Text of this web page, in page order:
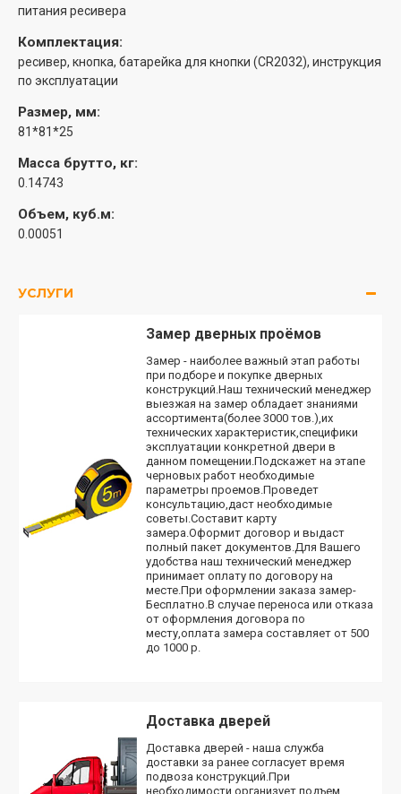
питания ресивера
Комплектация:
ресивер, кнопка, батарейка для кнопки (CR2032), инструкция
по эксплуатации
Размер, мм:
81*81*25
Масса брутто, кг:
0.14743
Объем, куб.м:
0.00051
УСЛУГИ
Замер дверных проёмов
Замер - наиболее важный этап работы
при подборе и покупке дверных
конструкций.Наш технический менеджер
выезжая на замер обладает знаниями
ассортимента(более 3000 тов.),их
технических характеристик,специфики
эксплуатации конкретной двери в
данном помещении.Подскажет на этапе
черновых работ необходимые
параметры проемов.Проведет
консультацию,даст необходимые
советы.Составит карту
замера.Оформит договор и выдаст
полный пакет документов.Для Вашего
удобства наш технический менеджер
принимает оплату по договору на
месте.При оформлении заказа замер-
Бесплатно.В случае переноса или отказа
от оформления договора по
месту,оплата замера составляет от 500
до 1000 р.
Доставка дверей
Доставка дверей - наша служба
доставки за ранее согласует время
подвоза конструкций.При
необходимости организует подъем